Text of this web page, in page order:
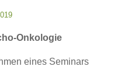
Onkologie
eines Seminars